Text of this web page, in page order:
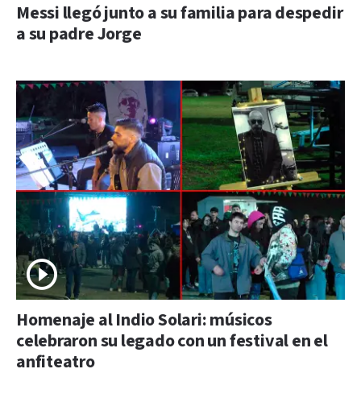
Messi llegó junto a su familia para despedir
a su padre Jorge
Homenaje al Indio Solari: músicos
celebraron su legado con un festival en el
anfiteatro